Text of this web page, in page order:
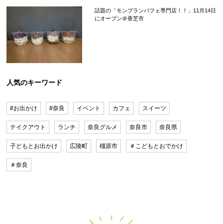
話題の「モンブランパフェ専門店！！」11月14日
にオープン＠香芝市
人気のキーワード
#お出かけ #奈良 イベント カフェ スイーツ
テイクアウト ランチ 奈良グルメ 奈良市 奈良県
子どもとお出かけ 広陵町 橿原市 ＃こどもとおでかけ
＃奈良